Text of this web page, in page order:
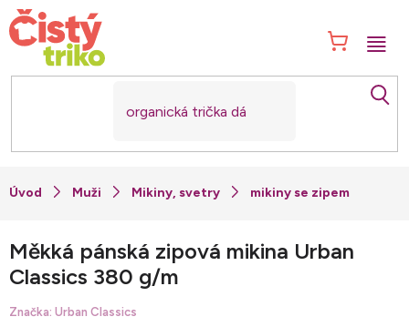
Přejít
na
obsah
Muži Mikiny, svetry mikiny se zipem
Měkká pánská zipová mikina Urban
Classics 380 g/m
Značka: Urban Classics